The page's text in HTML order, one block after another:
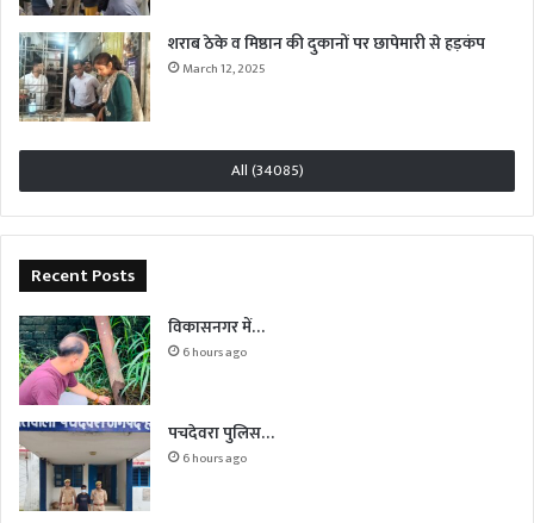
शराब ठेके व मिष्ठान की दुकानों पर छापेमारी से हड़कंप
March 12, 2025
All (34085)
Recent Posts
विकासनगर में…
6 hours ago
पचदेवरा पुलिस…
6 hours ago